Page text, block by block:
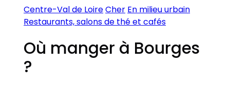
Centre-Val de LoireCher En milieu urbain
Restaurants, salons de thé et cafés
Où manger à Bourges
?